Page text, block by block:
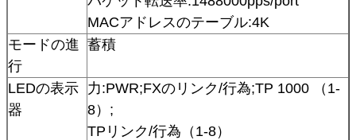
MACアドレスのテーブル:4K
モードの進
行
蓄積
LEDの表示
器
力:PWR;FXのリンク/行為;TP 1000 （1-
8）;
TPリンク/行為（1-8）